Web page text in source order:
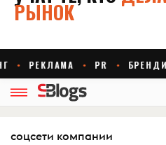
соцсети компании